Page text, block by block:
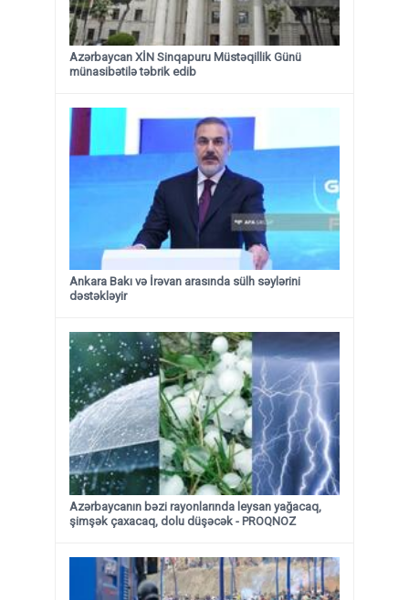
Azərbaycan XİN Sinqapuru Müstəqillik Günü
münasibətilə təbrik edib
Ankara Bakı və İrəvan arasında sülh səylərini
dəstəkləyir
Azərbaycanın bəzi rayonlarında leysan yağacaq,
şimşək çaxacaq, dolu düşəcək - PROQNOZ